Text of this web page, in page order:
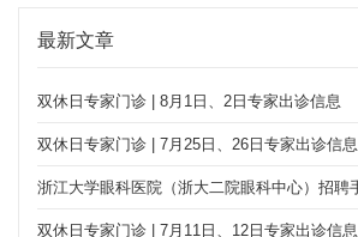
最新文章
双休日专家门诊 | 8月1日、2日专家出诊信息
双休日专家门诊 | 7月25日、26日专家出诊信息
双休日专家门诊 | 7月11日、12日专家出诊信息